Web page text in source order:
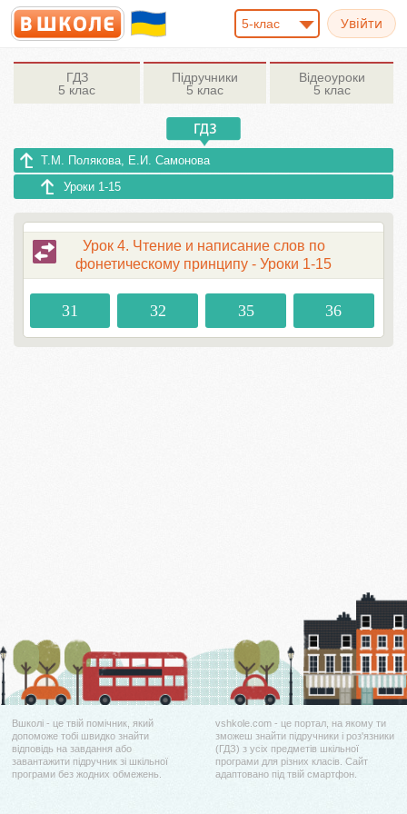
5-клас
ГДЗ
5 клас
Підручники
5 клас
Відеоуроки
5 клас
Т.М. Полякова, Е.И. Самонова
Уроки 1-15
Урок 4. Чтение и написание слов по
фонетическому принципу - Уроки 1-15
31 32 35 36
Вшколі - це твій помічник, який
допоможе тобі швидко знайти
відповідь на завдання або
завантажити підручник зі шкільної
програми без жодних обмежень.
vshkole.com - це портал, на якому ти
зможеш знайти підручники і роз'язники
(ГДЗ) з усіх предметів шкільної
програми для різних класів. Сайт
адаптовано під твій смартфон.